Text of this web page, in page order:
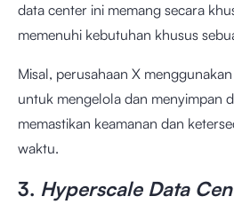
data center ini memang secara
memenuhi kebutuhan khusus
Misal, perusahaan X
untuk mengelola dan menyimpan
memastikan keamanan dan
waktu.
3. Hyperscale Data